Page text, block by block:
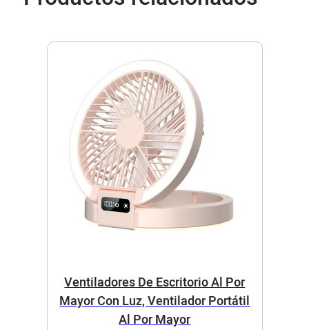
Ventiladores De Escritorio Al Por
Mayor Con Luz, Ventilador Portátil
Al Por Mayor